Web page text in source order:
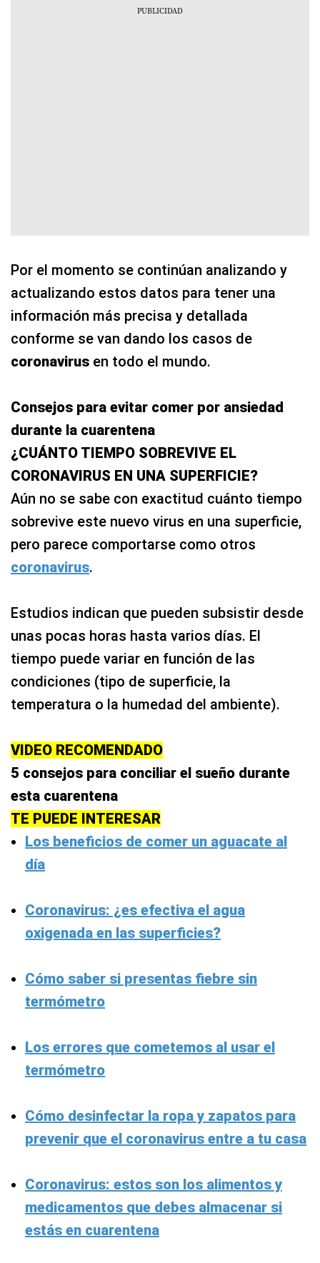
Por el momento se continúan analizando y
actualizando estos datos para tener una
información más precisa y detallada
conforme se van dando los casos de
coronavirus en todo el mundo.
Consejos para evitar comer por ansiedad
durante la cuarentena
¿CUÁNTO TIEMPO SOBREVIVE EL
CORONAVIRUS EN UNA SUPERFICIE?
Aún no se sabe con exactitud cuánto tiempo
sobrevive este nuevo virus en una superficie,
pero parece comportarse como otros
coronavirus.
Estudios indican que pueden subsistir desde
unas pocas horas hasta varios días. El
tiempo puede variar en función de las
condiciones (tipo de superficie, la
temperatura o la humedad del ambiente).
VIDEO RECOMENDADO
5 consejos para conciliar el sueño durante
esta cuarentena
TE PUEDE INTERESAR
Los beneficios de comer un aguacate al
día
Coronavirus: ¿es efectiva el agua
oxigenada en las superficies?
Cómo saber si presentas fiebre sin
termómetro
Los errores que cometemos al usar el
termómetro
Cómo desinfectar la ropa y zapatos para
prevenir que el coronavirus entre a tu casa
Coronavirus: estos son los alimentos y
medicamentos que debes almacenar si
estás en cuarentena